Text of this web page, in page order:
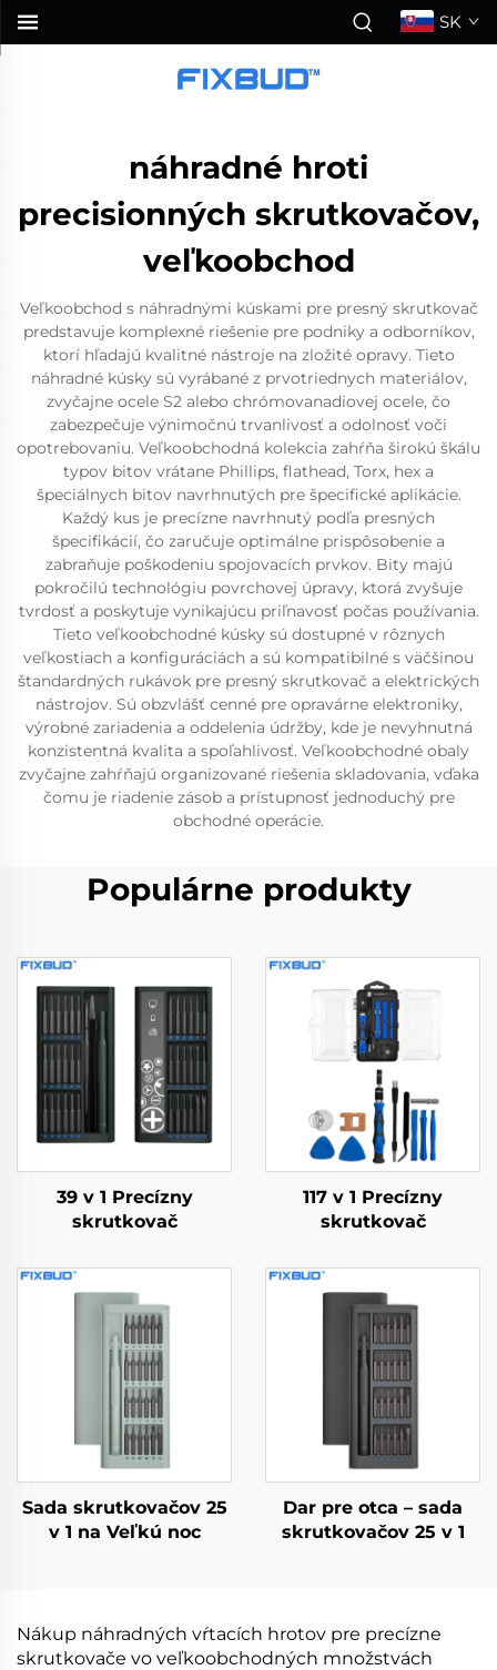
SK
náhradné hroti
precisionných skrutkovačov,
veľkoobchod
Veľkoobchod s náhradnými kúskami pre presný skrutkovač
predstavuje komplexné riešenie pre podniky a odborníkov,
ktorí hľadajú kvalitné nástroje na zložité opravy. Tieto
náhradné kúsky sú vyrábané z prvotriednych materiálov,
zvyčajne ocele S2 alebo chrómovanadiovej ocele, čo
zabezpečuje výnimočnú trvanlivosť a odolnosť voči
opotrebovaniu. Veľkoobchodná kolekcia zahŕňa širokú škálu
typov bitov vrátane Phillips, flathead, Torx, hex a
špeciálnych bitov navrhnutých pre špecifické aplikácie.
Každý kus je precízne navrhnutý podľa presných
špecifikácií, čo zaručuje optimálne prispôsobenie a
zabraňuje poškodeniu spojovacích prvkov. Bity majú
pokročilú technológiu povrchovej úpravy, ktorá zvyšuje
tvrdosť a poskytuje vynikajúcu priľnavosť počas používania.
Tieto veľkoobchodné kúsky sú dostupné v rôznych
veľkostiach a konfiguráciách a sú kompatibilné s väčšinou
štandardných rukávok pre presný skrutkovač a elektrických
nástrojov. Sú obzvlášť cenné pre opravárne elektroniky,
výrobné zariadenia a oddelenia údržby, kde je nevyhnutná
konzistentná kvalita a spoľahlivosť. Veľkoobchodné obaly
zvyčajne zahŕňajú organizované riešenia skladovania, vďaka
čomu je riadenie zásob a prístupnosť jednoduchý pre
obchodné operácie.
Populárne produkty
39 v 1 Precízny
skrutkovač
117 v 1 Precízny
skrutkovač
Sada skrutkovačov 25
v 1 na Veľkú noc
Dar pre otca – sada
skrutkovačov 25 v 1
Nákup náhradných vŕtacích hrotov pre precízne
skrutkovače vo veľkoobchodných množstvách